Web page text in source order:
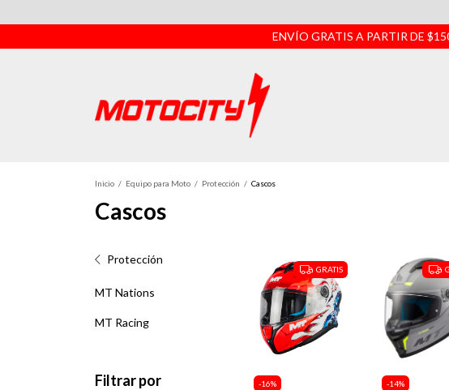
ENVÍO GRATIS A PARTIR DE
Sucursales
Tiempos de Entrega y
Inicio / Equipo para Moto / Protección / Cascos
Cascos
Protección
MT Nations
MT Racing
Filtrar por
GRATIS
-16% -14%